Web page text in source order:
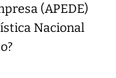
(APEDE)
Nacional